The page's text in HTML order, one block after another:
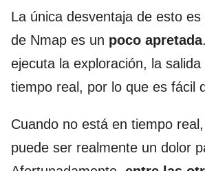
La única desventaja de esto es
de Nmap es un poco apretada
ejecuta la exploración, la
tiempo real, por lo que es fácil
Cuando no está en tiempo
puede ser realmente un dolor